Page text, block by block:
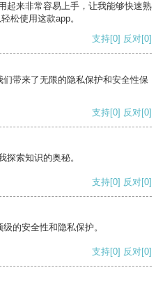
起来非常容易上手，让我能够快速熟
松使用这款app。
支持[0] 反对[0]
带来了无限的隐私保护和安全性保
支持[0] 反对[0]
探索知识的奥秘。
支持[0] 反对[0]
的安全性和隐私保护。
支持[0] 反对[0]